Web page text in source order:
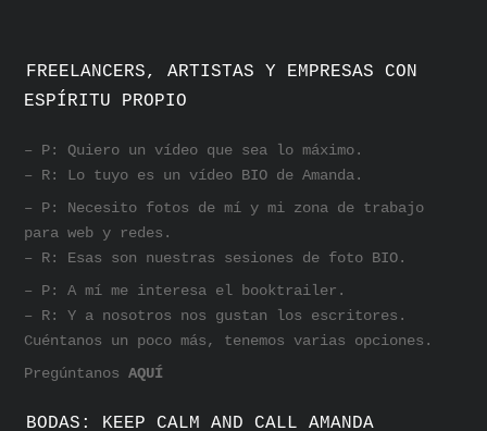
FREELANCERS, ARTISTAS Y EMPRESAS CON
ESPÍRITU PROPIO
– P: Quiero un vídeo que sea lo máximo.
– R: Lo tuyo es un vídeo BIO de Amanda.
– P: Necesito fotos de mí y mi zona de trabajo
para web y redes.
– R: Esas son nuestras sesiones de foto BIO.
– P: A mí me interesa el booktrailer.
– R: Y a nosotros nos gustan los escritores.
Cuéntanos un poco más, tenemos varias opciones.
PregúntanosAQUÍ
BODAS: KEEP CALM AND CALL AMANDA